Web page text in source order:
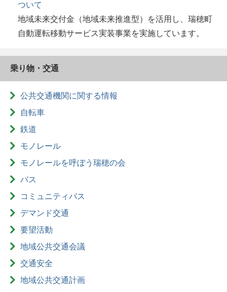
ついて
地域未来交付金（地域未来推進型）を活用し、瑞穂町
自動運転移動サービス実装事業を実施しています。
乗り物・交通
公共交通機関に関する情報
自転車
鉄道
モノレール
モノレールを呼ぼう瑞穂の会
バス
コミュニティバス
デマンド交通
要望活動
地域公共交通会議
交通安全
地域公共交通計画